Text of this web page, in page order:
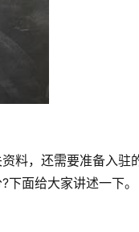
料，还需要准备入驻
面给大家讲述一下。